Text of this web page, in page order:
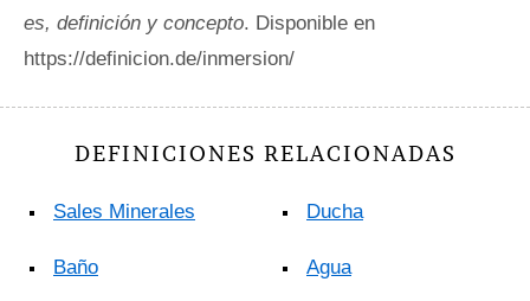
es, definición y concepto. Disponible en
https://definicion.de/inmersion/
DEFINICIONES RELACIONADAS
Sales Minerales
Baño
Ducha
Agua